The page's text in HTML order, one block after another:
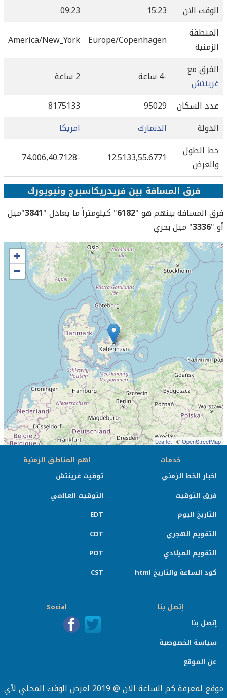
الوقت الان
15:23
09:23
المنطقة
الزمنية
Europe/Copenhagen
America/New_York
الفرق مع
غرينتش
-4 ساعة
2 ساعة
عدد السكان
95029
8175133
الدولة
الدنمارك
امريكا
خط الطول
والعرض
12.5133,55.6771
-74.006,40.7128
فرق المسافة بين فريدريكاسبرج ونيويورك
فرق المسافة بينهم هو "6182" كيلومتراً ما يعادل "3841"ميل
أو "3336" ميل بحري
+
−
Leaflet | ©OpenStreetMap
خدمات
اخبار الخط الزمني
فرق التوقيت
التاريخ اليوم
التقويم الهجري
التقويم الميلادي
كود الساعة والتاريخ html
اهم المناطق الزمنية
توقيت غرينتش
التوقيت العالمي
EDT
CDT
PDT
CST
إتصل بنا
إتصل بنا
سياسة الخصوصية
عن الموقع
Social
موقع لمعرفة كم الساعة الان @ 2019 لعرض الوقت المحلي لأي